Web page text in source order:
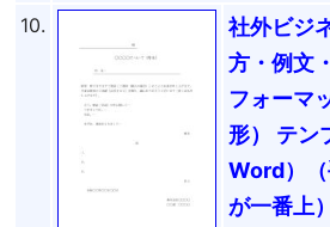
10.
社外ビジ
方・例文
フォーマ
形） テン
Word）（
が一番上